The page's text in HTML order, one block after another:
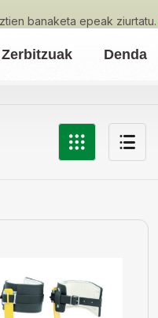
banaketa epeak ziurtatu.
Zerbitzuak Denda